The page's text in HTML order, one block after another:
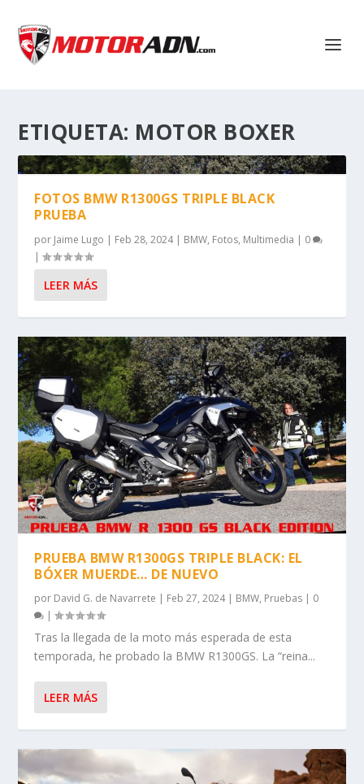
ETIQUETA: MOTOR BOXER
FOTOS BMW R1300GS TRIPLE BLACK
PRUEBA
por Jaime Lugo | Feb 28, 2024| BMW, Fotos, Multimedia | 0
|
LEER MÁS
PRUEBA BMW R1300GS TRIPLE BLACK: EL
BÓXER MUERDE… DE NUEVO
por David G. de Navarrete | Feb 27, 2024| BMW, Pruebas | 0
|
Tras la llegada de la moto más esperada de esta
temporada, he probado la BMW R1300GS. La “reina...
LEER MÁS